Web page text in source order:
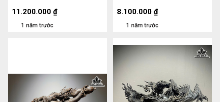
1 năm trước
11.200.000 ₫
Kỷ Cao 10
1 năm trước
8.100.000 ₫